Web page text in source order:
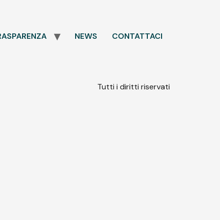
NEWS CONTATTACI
Tutti i diritti riservati